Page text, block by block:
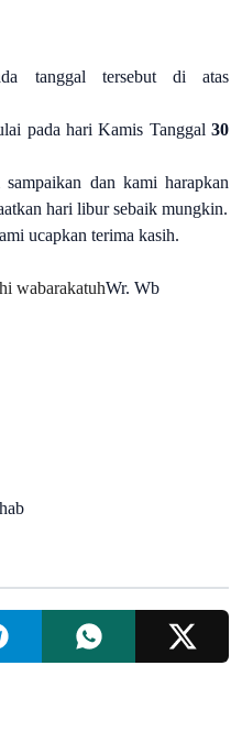
tanggal tersebut di atas
pada hari Kamis Tanggal 30
dan kami harapkan
hari libur sebaik mungkin.
ucapkan terima kasih.
wabarakatuhWr. Wb